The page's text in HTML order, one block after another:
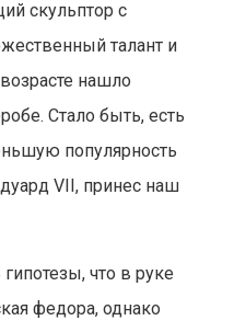
скульптор с
талант и
нашло
Стало быть, есть
популярность
VII, принес наш
что в руке
федора, однако